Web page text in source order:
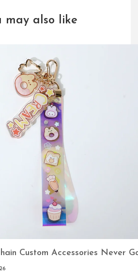
may also like
Custom Accessories Never